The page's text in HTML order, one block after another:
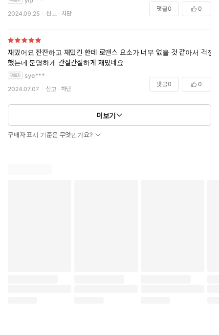
2024.09.25 신고 차단
댓글0 0
재밌어요 잔잔하고 재밌긴 한데 로맨스 요소가 너무 없을 것 같아서 걱정
했는데 분명하게 간질간질하게 재밌네요
sye***
2024.07.07 신고 차단
댓글0 0
더보기
구매자 표시 기준은 무엇인가요?